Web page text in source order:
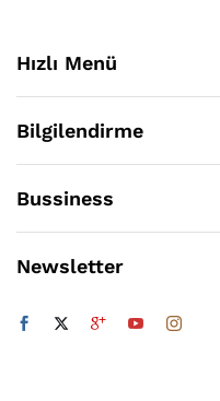
Hızlı Menü
Bilgilendirme
Bussiness
Newsletter